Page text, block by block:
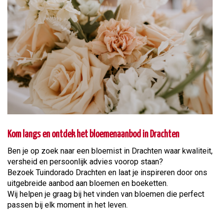
Kom langs en ontdek het bloemenaanbod in Drachten
Ben je op zoek naar een bloemist in Drachten waar kwaliteit,
versheid en persoonlijk advies voorop staan?
Bezoek Tuindorado Drachten en laat je inspireren door ons
uitgebreide aanbod aan bloemen en boeketten.
Wij helpen je graag bij het vinden van bloemen die perfect
passen bij elk moment in het leven.